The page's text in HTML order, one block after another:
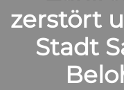
zerstört
Stadt